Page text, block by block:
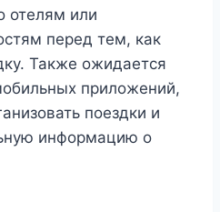
отелям или
перед тем, как
Также ожидается
приложений,
поездки и
информацию о